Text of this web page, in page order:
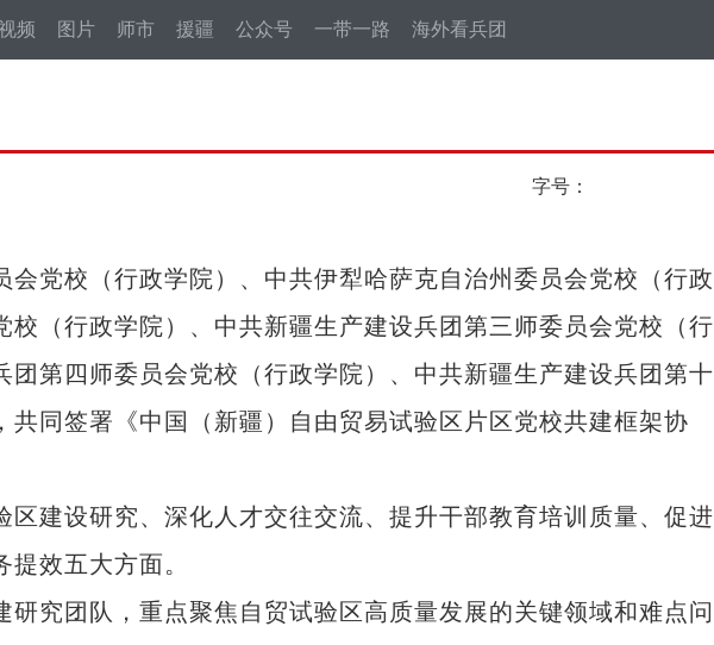
频 图片 师市 援疆 公众号 一带一路 海外看兵团
字号：
党校（行政学院）、中共伊犁哈萨克自治州委员会党校（行政
校（行政学院）、中共新疆生产建设兵团第三师委员会党校（行
团第四师委员会党校（行政学院）、中共新疆生产建设兵团第十
共同签署《中国（新疆）自由贸易试验区片区党校共建框架协
建设研究、深化人才交往交流、提升干部教育培训质量、促进
效五大方面。
究团队，重点聚焦自贸试验区高质量发展的关键领域和难点问